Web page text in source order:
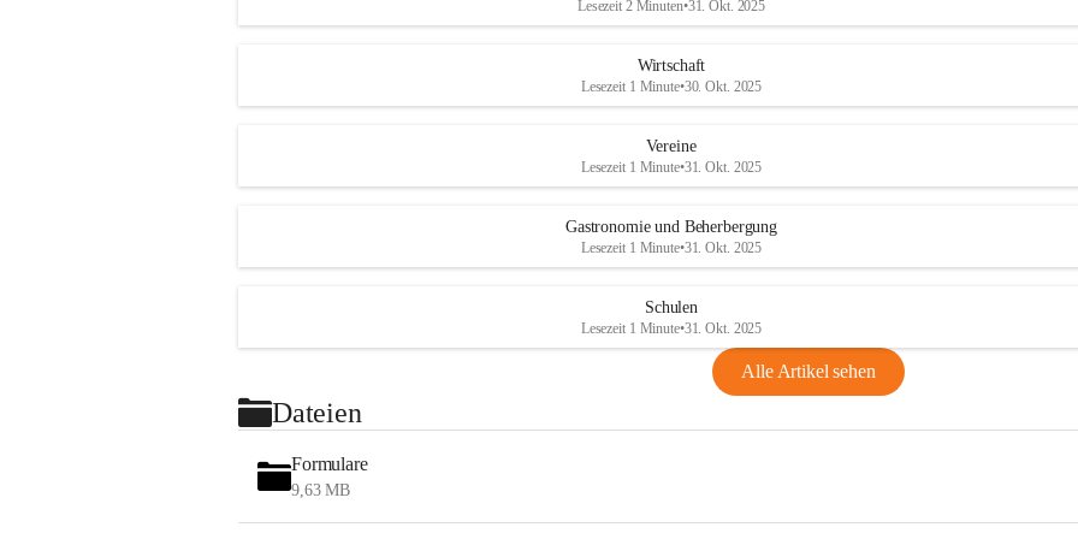
Lesezeit 2 Minuten•31. Okt. 2025
Wirtschaft
Lesezeit 1 Minute•30. Okt. 2025
Vereine
Lesezeit 1 Minute•31. Okt. 2025
Gastronomie und Beherbergung
Lesezeit 1 Minute•31. Okt. 2025
Schulen
Lesezeit 1 Minute•31. Okt. 2025
Alle Artikel sehen
Dateien
Formulare
9,63 MB